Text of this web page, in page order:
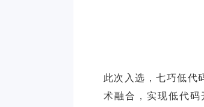
此次入选，七巧低代
术融合，实现低代码